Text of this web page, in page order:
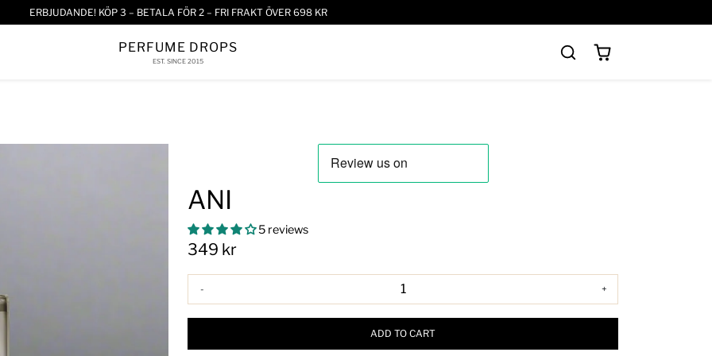
ERBJUDANDE! KÖP 3 – BETALA FÖR 2 – FRI FRAKT ÖVER 698 KR
PERFUME DROPS
EST. SINCE 2015
ANI
5 reviews
349 kr
- +
ADD TO CART